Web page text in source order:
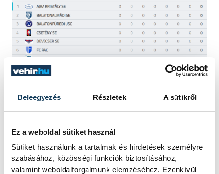
Beleegyezés Részletek A sütikről
Ez a weboldal sütiket használ
Sütiket használunk a tartalmak és hirdetések személyre
szabásához, közösségi funkciók biztosításához,
valamint weboldalforgalmunk elemzéséhez. Ezenkívül
Képek forrása: adatbank.mlsz.hu